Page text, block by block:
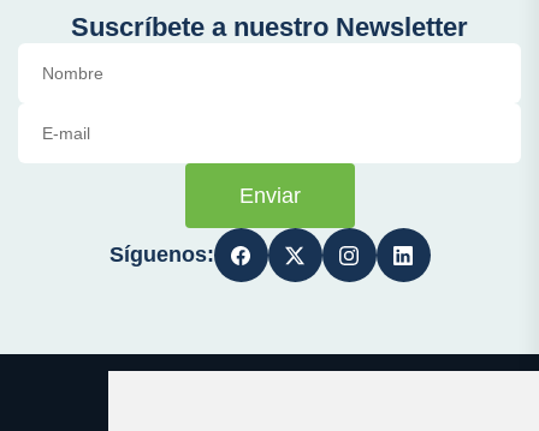
Suscríbete a nuestro Newsletter
Enviar
Síguenos: